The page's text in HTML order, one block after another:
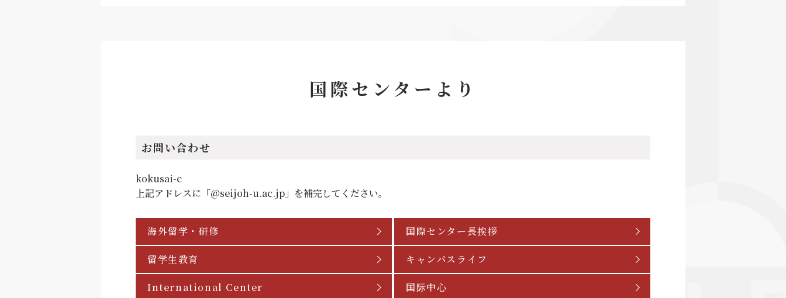
国際センターより
お問い合わせ
kokusai-c
上記アドレスに「@seijoh-u.ac.jp」を補完してください。
海外留学・研修 国際センター長挨拶
留学生教育 キャンパスライフ
International Center 国际中心